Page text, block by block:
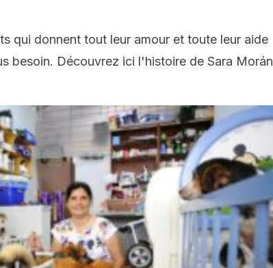
qui donnent tout leur amour et toute leur aide
besoin. Découvrez ici l'histoire de Sara Morán